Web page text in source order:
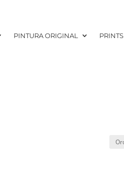
PINTURA ORIGINAL PRINTS